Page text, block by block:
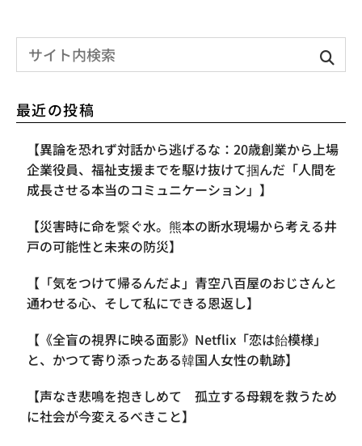
最近の投稿
【異論を恐れず対話から逃げるな：20歳創業から上場
企業役員、福祉支援までを駆け抜けて掴んだ「人間を
成長させる本当のコミュニケーション」】
【災害時に命を繋ぐ水。熊本の断水現場から考える井
戸の可能性と未来の防災】
【「気をつけて帰るんだよ」青空八百屋のおじさんと
通わせる心、そして私にできる恩返し】
【《全盲の視界に映る面影》Netflix「恋は飴模様」
と、かつて寄り添ったある韓国人女性の軌跡】
【声なき悲鳴を抱きしめて 孤立する母親を救うため
に社会が今変えるべきこと】